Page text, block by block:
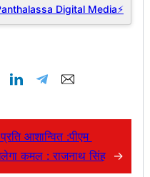
Digital Media⚡
आशान्वित :पीएम
कमल : राजनाथ सिंह
→